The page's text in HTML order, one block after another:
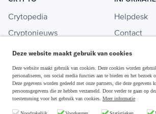
Crytopedia
Cryptonieuws
Crypto koopgids
Investeren in crypto
Helpdesk
Contact
Adverteren
Disclaimer & Privacy
Deze website maakt gebruik van cookies
Deze website maakt gebruik van cookies. Deze cookies worden
personaliseren, om social media functies aan te bieden en het bezoek
Deze gegevens worden gedeeld met onze partners, die deze gegevens
persoonsgegevens die ze hebben verzameld. Door verder te gaan op
toestemming voor het gebruik van cookies. Meer informatie